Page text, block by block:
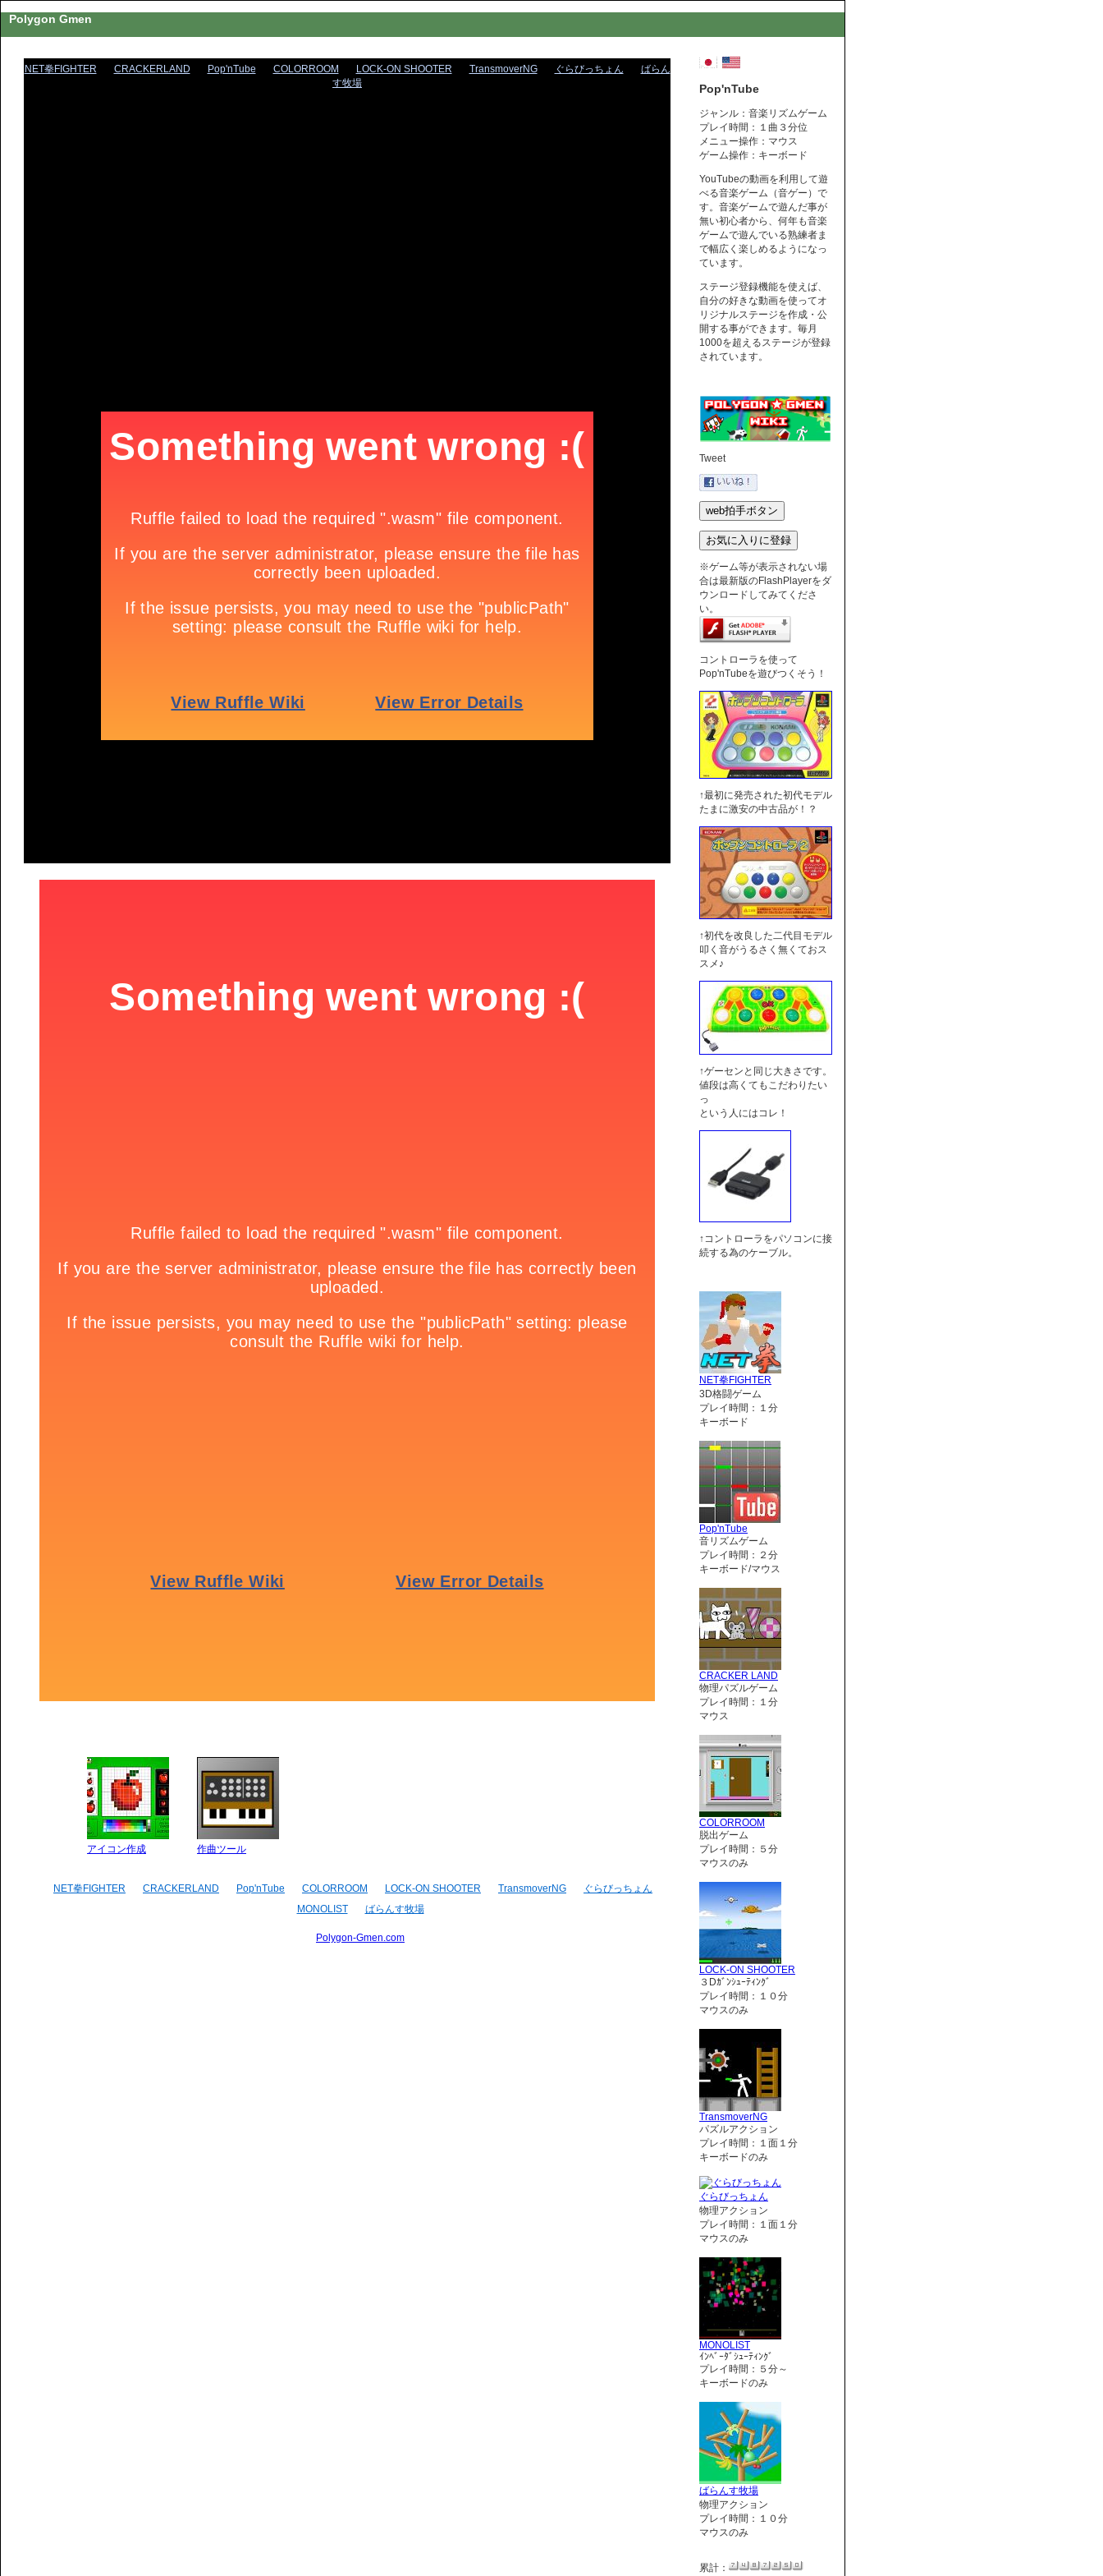
Polygon Gmen
NET拳FIGHTER CRACKERLAND Pop'nTube COLORROOM LOCK-ON SHOOTER TransmoverNG ぐらびっちょん
ばらん
す牧場
アイコン作成 作曲ツール
NET拳FIGHTER CRACKERLAND Pop'nTube COLORROOM LOCK-ON SHOOTER TransmoverNG
ぐらびっちょん
MONOLIST
ばらんす牧場
Polygon-Gmen.com
Pop'nTube
ジャンル：音楽リズムゲーム
プレイ時間：１曲３分位
メニュー操作：マウス
ゲーム操作：キーボード
YouTubeの動画を利用して遊
べる音楽ゲーム（音ゲー）で
す。音楽ゲームで遊んだ事が
無い初心者から、何年も音楽
ゲームで遊んでいる熟練者ま
で幅広く楽しめるようになっ
ています。
ステージ登録機能を使えば、
自分の好きな動画を使ってオ
リジナルステージを作成・公
開する事ができます。毎月
1000を超えるステージが登録
されています。
Tweet
※ゲーム等が表示されない場
合は最新版のFlashPlayerをダ
ウンロードしてみてくださ
い。
コントローラを使って
Pop'nTubeを遊びつくそう！
↑最初に発売された初代モデル
たまに激安の中古品が！？
↑初代を改良した二代目モデル
叩く音がうるさく無くておス
スメ♪
↑ゲーセンと同じ大きさです。
値段は高くてもこだわりたい
っ
という人にはコレ！
↑コントローラをパソコンに接
続する為のケーブル。
NET拳FIGHTER
3D格闘ゲーム
プレイ時間：１分
キーボード
Pop'nTube
音リズムゲーム
プレイ時間：２分
キーボード/マウス
CRACKER LAND
物理パズルゲーム
プレイ時間：１分
マウス
COLORROOM
脱出ゲーム
プレイ時間：５分
マウスのみ
LOCK-ON SHOOTER
３Dｶﾞﾝｼｭｰﾃｨﾝｸﾞ
プレイ時間：１０分
マウスのみ
TransmoverNG
パズルアクション
プレイ時間：１面１分
キーボードのみ
ぐらびっちょん
物理アクション
プレイ時間：１面１分
マウスのみ
MONOLIST
ｲﾝﾍﾞｰﾀﾞｼｭｰﾃｨﾝｸﾞ
プレイ時間：５分～
キーボードのみ
ばらんす牧場
物理アクション
プレイ時間：１０分
マウスのみ
累計：